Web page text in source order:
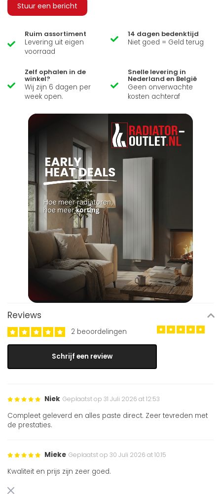
Stuur een bericht
Ruim assortiment
Levering uit eigen
voorraad
14 dagen bedenktijd
Niet goed = Geld terug
Zelf ophalen in de
winkel?
Wij zijn 6 dagen per
week open.
Snelle levering in
Nederland en België
Geen onverwachte
kosten achteraf
Reviews
2 beoordelingen
Schrijf een review
Niek Geplaatst op 31 Juli 2026 at 12:53
Compleet geleverd en alles paste direct. Zeer tevreden met
de prestaties.
Mieke Geplaatst op 30 Juli 2026 at 10:15
Kwaliteit en prijs zijn zeer goed.